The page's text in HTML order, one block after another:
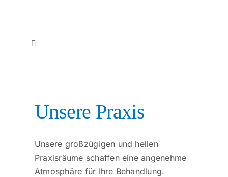
springen
Toggle
Therapien
Unsere Praxis
Unsere Praxis
Unsere großzügigen und hellen
Praxisräume schaffen eine angenehme
Atmosphäre für Ihre Behandlung.